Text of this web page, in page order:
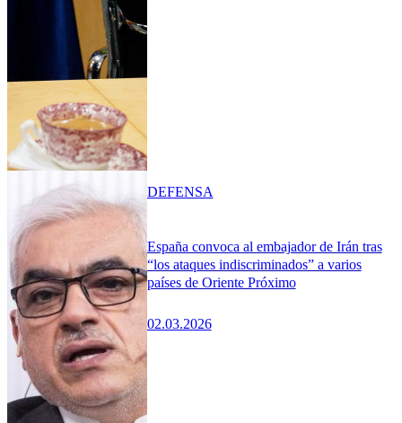
España convoca al embajador de Irán tras
“los ataques indiscriminados” a varios
países de Oriente Próximo
02.03.2026
DEFENSA